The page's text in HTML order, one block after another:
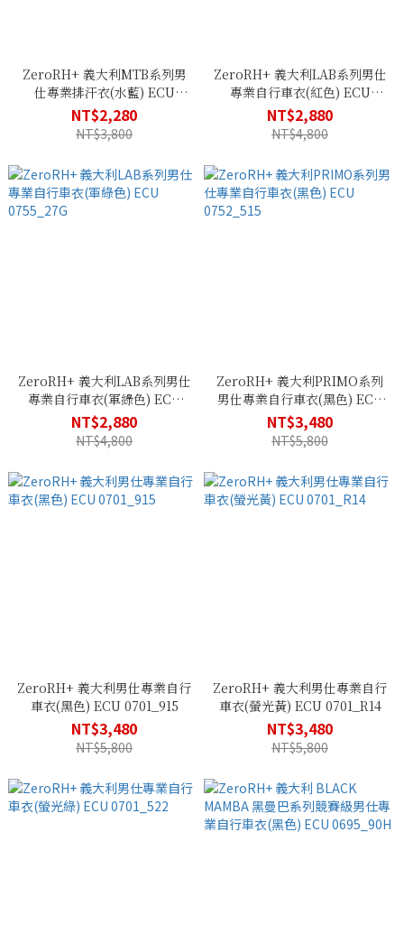
ZeroRH+ 義大利MTB系列男
仕專業排汗衣(水藍) ECU
0761_472
NT$2,280
NT$3,800
ZeroRH+ 義大利LAB系列男仕
專業自行車衣(紅色) ECU
0755_30Z
NT$2,880
NT$4,800
ZeroRH+ 義大利LAB系列男仕
專業自行車衣(軍綠色) ECU
0755_27G
NT$2,880
NT$4,800
ZeroRH+ 義大利PRIMO系列
男仕專業自行車衣(黑色) ECU
0752_515
NT$3,480
NT$5,800
ZeroRH+ 義大利男仕專業自行
車衣(黑色) ECU 0701_915
NT$3,480
NT$5,800
ZeroRH+ 義大利男仕專業自行
車衣(螢光黃) ECU 0701_R14
NT$3,480
NT$5,800